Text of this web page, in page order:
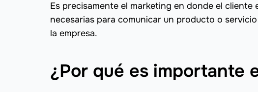
Es precisamente el marketing en donde el
necesarias para comunicar un producto o
la empresa.
¿Por qué es importante